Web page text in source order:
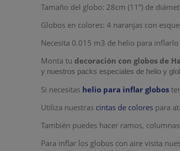
Tamaño del globo: 28cm (11”) de
Globos en colores: 4 naranjas con
Necesita 0.015 m3 de helio para
Monta tu decoración con globos de
y nuestros packs especiales de helio y
Si necesitas helio para inflar globos
Utiliza nuestras cintas de colores para
También puedes hacer ramos,
Para inflar los globos con aire visita